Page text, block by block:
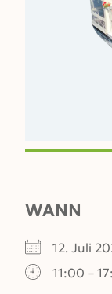
WANN
12. Juli
11:00 –